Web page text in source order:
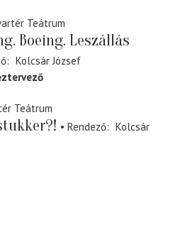
Teátrum
Boeing. Leszállás
Kolcsár József
Teátrum
Rendező
Kolcsár